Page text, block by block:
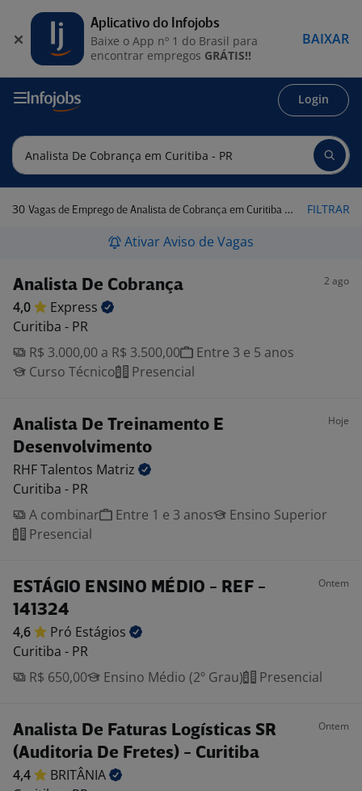
Login
30 Vagas de Emprego de Analista de Cobrança em Curitiba - PR FILTRAR
Ativar Aviso de Vagas
Analista De Cobrança 2 ago
4,0
Express
Curitiba - PR
R$ 3.000,00 a R$ 3.500,00
Entre 3 e 5 anos
Curso Técnico
Presencial
Analista De Treinamento E
Desenvolvimento
Hoje
RHF Talentos Matriz
Curitiba - PR
A combinar
Entre 1 e 3 anos
Ensino Superior
Presencial
ESTÁGIO ENSINO MÉDIO - REF -
141324
Ontem
4,6 Pró Estágios
Curitiba - PR
R$ 650,00
Ensino Médio (2º Grau) Presencial
Analista De Faturas Logísticas SR
(Auditoria De Fretes) - Curitiba
Ontem
4,4
BRITÂNIA
Aplicativo do Infojobs
Baixe o App nº 1 do Brasil para
encontrar empregos GRÁTIS!!
BAIXAR